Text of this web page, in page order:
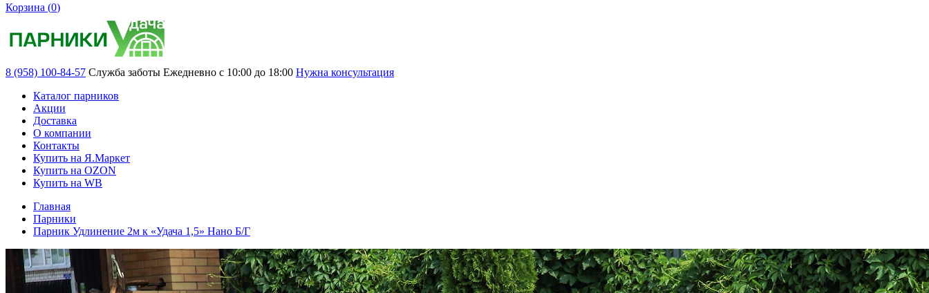
Корзина (0)
8 (958) 100-84-57 Служба заботы Ежедневно с 10:00 до 18:00 Нужна консультация
Каталог парников
Акции
Доставка
О компании
Контакты
Купить на Я.Маркет
Купить на OZON
Купить на WB
Главная
Парники
Парник Удлинение 2м к «Удача 1,5» Нано Б/Г